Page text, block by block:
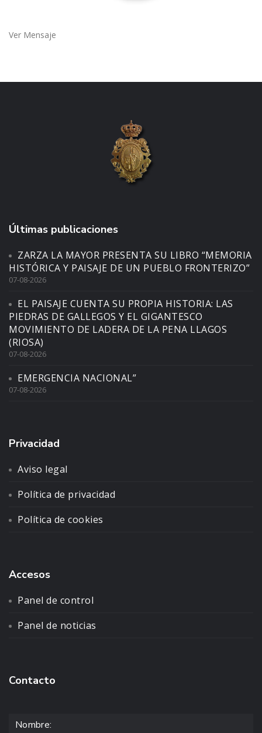
Ver Mensaje
Últimas publicaciones
ZARZA LA MAYOR PRESENTA SU LIBRO “MEMORIA
HISTÓRICA Y PAISAJE DE UN PUEBLO FRONTERIZO”
07-08-2026
EL PAISAJE CUENTA SU PROPIA HISTORIA: LAS
PIEDRAS DE GALLEGOS Y EL GIGANTESCO
MOVIMIENTO DE LADERA DE LA PENA LLAGOS
(RIOSA)
07-08-2026
EMERGENCIA NACIONAL”
07-08-2026
Privacidad
Aviso legal
Política de privacidad
Política de cookies
Accesos
Panel de control
Panel de noticias
Contacto